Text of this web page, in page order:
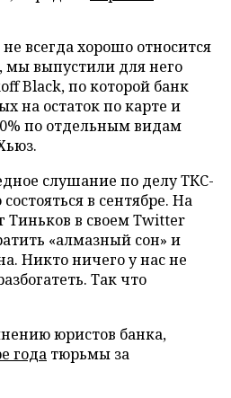
всегда хорошо относится
выпустили для него
Black, по которой банк
на остаток по карте и
по отдельным видам
слушание по делу ТКС-
в сентябре. На
Тиньков в своем Twitter
«алмазный сон» и
Никто ничего у нас не
Так что
юристов банка,
года тюрьмы за